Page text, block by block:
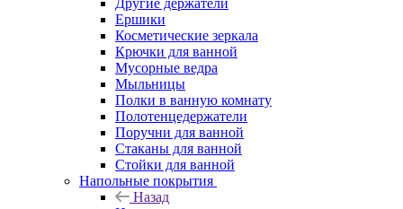
Другие держатели
Ершики
Косметические зеркала
Крючки для ванной
Мусорные ведра
Мыльницы
Полки в ванную комнату
Полотенцедержатели
Поручни для ванной
Стаканы для ванной
Стойки для ванной
Напольные покрытия
Назад